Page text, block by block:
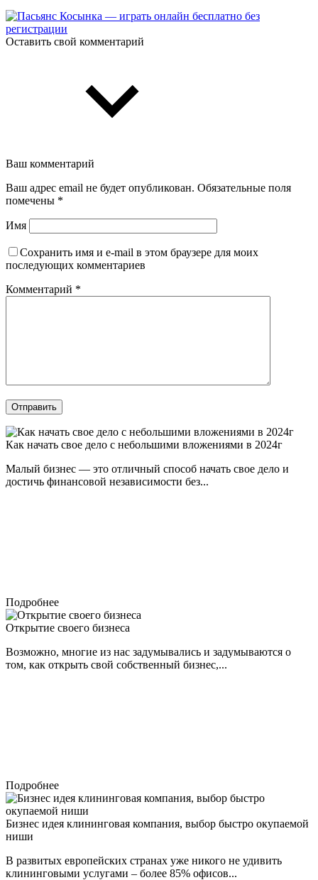
Оставить свой комментарий
Ваш комментарий
Ваш адрес email не будет опубликован. Обязательные поля
помечены *
Имя
Сохранить имя и e-mail в этом браузере для моих
последующих комментариев
Комментарий *
Отправить
Как начать свое дело с небольшими вложениями в 2024г
Малый бизнес — это отличный способ начать свое дело и
достичь финансовой независимости без...
Подробнее
Открытие своего бизнеса
Возможно, многие из нас задумывались и задумываются о
том, как открыть свой собственный бизнес,...
Подробнее
Бизнес идея клининговая компания, выбор быстро окупаемой
ниши
В развитых европейских странах уже никого не удивить
клининговыми услугами – более 85% офисов...